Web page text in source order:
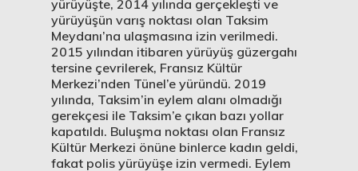
yürüyüşte, 2014 yılında gerçekleşti ve
yürüyüşün varış noktası olan Taksim
Meydanı’na ulaşmasına izin verilmedi.
2015 yılından itibaren yürüyüş güzergahı
tersine çevrilerek, Fransız Kültür
Merkezi’nden Tünel’e yüründü. 2019
yılında, Taksim’in eylem alanı olmadığı
gerekçesi ile Taksim’e çıkan bazı yollar
kapatıldı. Buluşma noktası olan Fransız
Kültür Merkezi önüne binlerce kadın geldi,
fakat polis yürüyüşe izin vermedi. Eylem